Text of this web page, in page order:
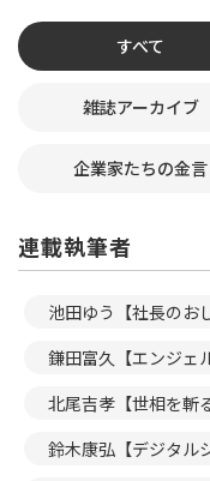
すべて
雑誌アーカイブ
企業家たちの金言
連載執筆者
池田ゆう【社長のお
鎌田富久【エンジェ
北尾吉孝【世相を斬
鈴木康弘【デジタル